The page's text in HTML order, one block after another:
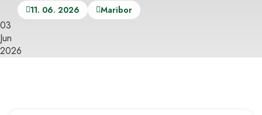
11. 06. 2026 Maribor
03
Jun
2026